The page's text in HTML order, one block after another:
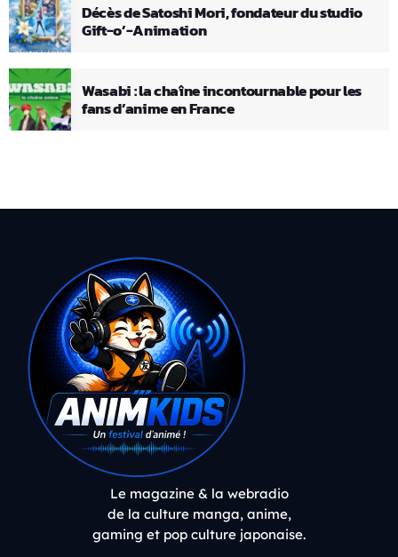
Décès de Satoshi Mori, fondateur du studio
Gift-o’-Animation
Wasabi : la chaîne incontournable pour les
fans d’anime en France
Le magazine & la webradio
de la culture manga, anime,
gaming et pop culture japonaise.